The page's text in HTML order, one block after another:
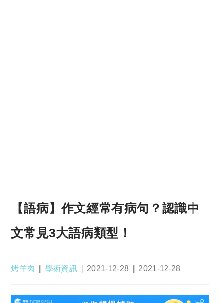
【語病】作文經常有病句？認識中
文常見3大語病類型！
Post
烤羊肉
Post
學術資訊
Post
2021-12-28
Post
2021-12-28